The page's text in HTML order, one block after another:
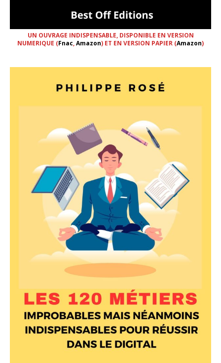
UN OUVRAGE INDISPENSABLE, DISPONIBLE EN VERSION
NUMERIQUE (Fnac,Amazon) ET EN VERSION PAPIER (Amazon)